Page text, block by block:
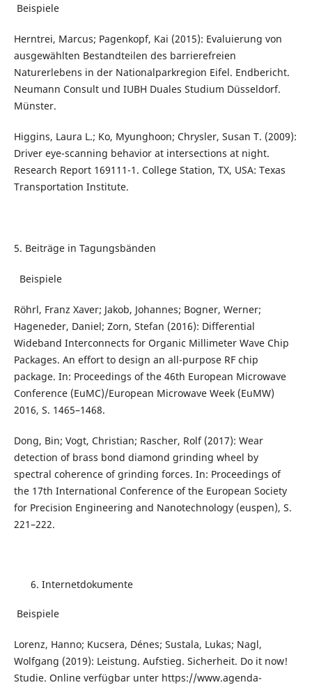
Beispiele
Herntrei, Marcus; Pagenkopf, Kai (2015): Evaluierung von
ausgewählten Bestandteilen des barrierefreien
Naturerlebens in der Nationalparkregion Eifel. Endbericht.
Neumann Consult und IUBH Duales Studium Düsseldorf.
Münster.
Higgins, Laura L.; Ko, Myunghoon; Chrysler, Susan T. (2009):
Driver eye-scanning behavior at intersections at night.
Research Report 169111-1. College Station, TX, USA: Texas
Transportation Institute.
5. Beiträge in Tagungsbänden
Beispiele
Röhrl, Franz Xaver; Jakob, Johannes; Bogner, Werner;
Hageneder, Daniel; Zorn, Stefan (2016): Differential
Wideband Interconnects for Organic Millimeter Wave Chip
Packages. An effort to design an all-purpose RF chip
package. In: Proceedings of the 46th European Microwave
Conference (EuMC)/European Microwave Week (EuMW)
2016, S. 1465–1468.
Dong, Bin; Vogt, Christian; Rascher, Rolf (2017): Wear
detection of brass bond diamond grinding wheel by
spectral coherence of grinding forces. In: Proceedings of
the 17th International Conference of the European Society
for Precision Engineering and Nanotechnology (euspen), S.
221–222.
Internetdokumente
Beispiele
Lorenz, Hanno; Kucsera, Dénes; Sustala, Lukas; Nagl,
Wolfgang (2019): Leistung. Aufstieg. Sicherheit. Do it now!
Studie. Online verfügbar unter https://www.agenda-